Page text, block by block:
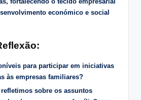
económico e social
para participar em iniciativas
às empresas familiares?
sobre os assuntos